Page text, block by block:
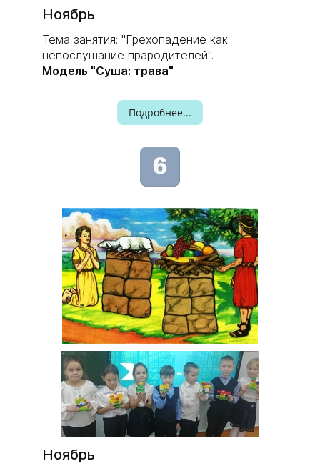
Ноябрь
Тема занятия: "Грехопадение как
непослушание прародителей".
Модель "Суша: трава"
Подробнее...
Ноябрь